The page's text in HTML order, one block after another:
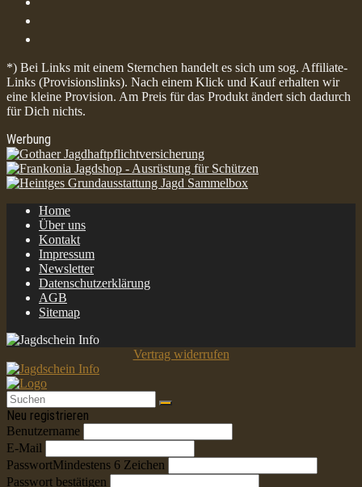
*) Bei Links mit einem Sternchen handelt es sich um sog. Affiliate-
Links (Provisionslinks). Nach einem Klick und Kauf erhalten wir
eine kleine Provision. Am Preis für das Produkt ändert sich dadurch
für Dich nichts.
Werbung
Home
Über uns
Kontakt
Impressum
Newsletter
Datenschutzerklärung
AGB
Sitemap
Vertrag widerrufen
Neu registrieren
Benutzername
E-Mail
PasswortMindestens 6 Zeichen
Passwort bestätigen